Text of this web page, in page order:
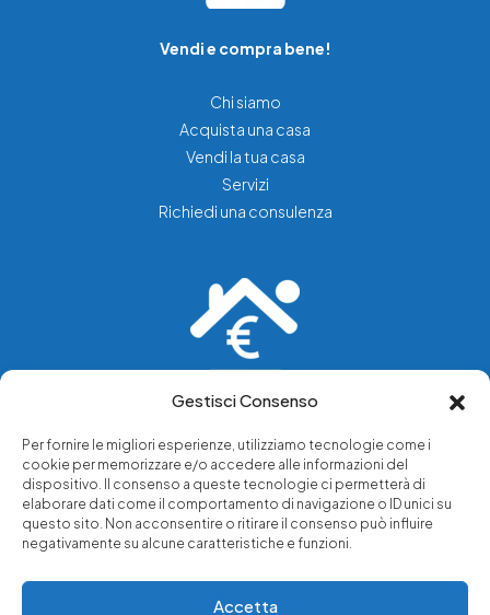
Gestisci Consenso
Per fornire le migliori esperienze, utilizziamo tecnologie come i
cookie per memorizzare e/o accedere alle informazioni del
dispositivo. Il consenso a queste tecnologie ci permetterà di
elaborare dati come il comportamento di navigazione o ID unici su
questo sito. Non acconsentire o ritirare il consenso può influire
negativamente su alcune caratteristiche e funzioni.
Accetta
Vendi e compra bene!
Chi siamo
Acquista una casa
Vendi la tua casa
Servizi
Richiedi una consulenza
Chi siamo
Servizi di tutela legale
Notizie e approfondimenti